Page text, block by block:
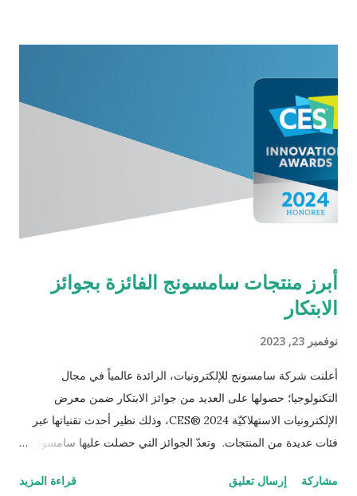
من أنظمة الحوكمة وإدارة المخاطر والامتثال المدعومة بالذكاء
الاصطناعي في قلب معرض بلاك هات لحلول الأمن السيبراني 2023.
أبرز نقاط الشراكة الإستراتيجية إن الشراكة الإستراتيجية بين شركتي
سايبر آرو وموبايلي هي تعاون ديناميكي يهدف إلى إعادة تشكيل مشهد
الأمن السيبراني والامتثال لمعاييره في المملكة العربية السعودية،
فتساعد موبايلي، باعتبارها شريكًا إستراتيج...
أبرز منتجات سامسونج الفائزة بجوائز
الابتكار
نوفمبر 23, 2023
أعلنت شركة سامسونج للإلكترونيات، الرائدة عالمياً في مجال
التكنولوجيا؛ حصولها على العديد من جوائز الابتكار ضمن معرض
الإلكترونيات الاستهلاكيّة CES® 2024، وذلك نظير أحدث تقنياتها عبر
فئات عديدة من المنتجات. وتعدّ الجوائز التي حصلت عليها سامسونج
بتطوير المنتجات والخدمات التي تعيد تشكيل المستقبل، بالإضافة إلى
مشاركة إرسال تعليق قراءة المزيد